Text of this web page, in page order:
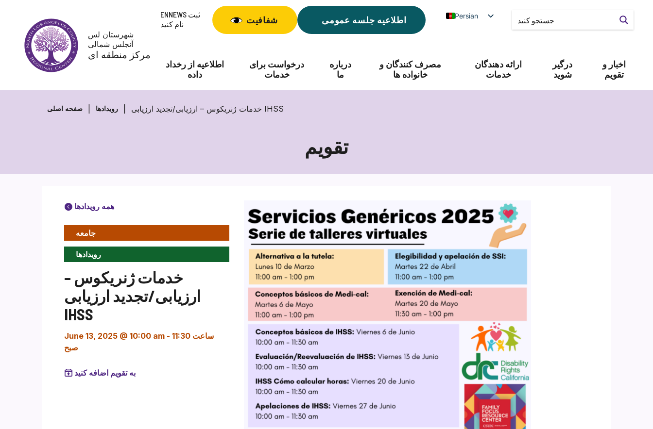
شهرستان لس
آنجلس شمالی
مرکز منطقه ای
ENNEWS ثبت
نام کنید
شفافیت اطلاعیه جلسه عمومی Persian
اطلاعیه از رخداد
داده
درخواست برای
خدمات
درباره
ما
مصرف کنندگان و
خانواده ها
ارائه دهندگان
خدمات
درگیر
شوید
اخبار و
تقویم
صفحه اصلی رویدادها خدمات ژنریکوس – ارزیابی/تجدید ارزیابی IHSS
تقویم
همه رویدادها
جامعه
رویدادها
خدمات ژنریکوس –
ارزیابی/تجدید ارزیابی
IHSS
June 13, 2025 @ 10:00 am - ساعت 11:30
صبح
به تقویم اضافه کنید